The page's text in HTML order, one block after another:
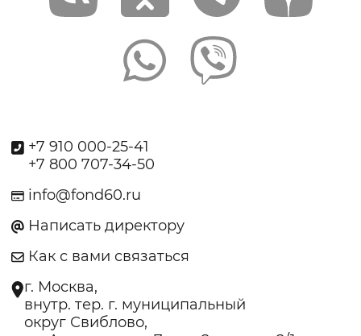
+7 910 000-25-41
+7 800 707-34-50
info@fond60.ru
Написать директору
Как с вами связаться
г. Москва,
внутр. тер. г. муниципальный
округ Свиблово,